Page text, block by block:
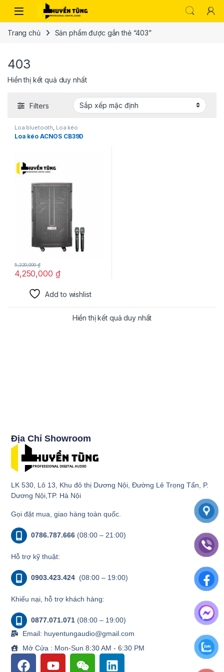
Trang chủ Sản phẩm được gắn thẻ “403”
403
Hiển thị kết quả duy nhất
Filters
Loa bluetooth Loa kéo
Loa kéo ACNOS CB39D
4,250,000 ₫
5,220,000₫
Add to wishlist
Hiển thị kết quả duy nhất
Địa Chỉ Showroom
LK 530, Lô 13, Khu đô thị Dương Nội, Đường Lê Trọng Tấn, P.
Dương Nội,TP. Hà Nội
Gọi đặt mua, giao hàng toàn quốc.
0786.787.666 (08:00 – 21:00)
Hỗ trợ kỹ thuật:
0903.423.424 (08:00 – 19:00)
Khiếu nại, hỗ trợ khách hàng:
0877.071.071 (08:00 – 19:00)
Email: huyentungaudio@gmail.com
Mở Cửa : Mon-Sun 8:30 AM - 6:30 PM